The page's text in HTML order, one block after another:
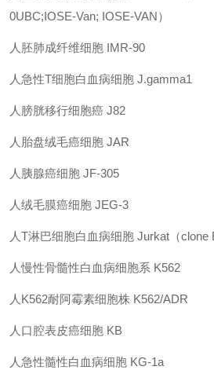
0UBC;IOSE-Van; IOSE-VAN）
人胚肺成纤维细胞 IMR-90
人急性T细胞白血病细胞 J.gamma1
人膀胱移行细胞癌 J82
人胎盘绒毛癌细胞 JAR
人胰腺癌细胞 JF-305
人绒毛膜癌细胞 JEG-3
人 T淋巴细胞白血病细胞 Jurkat （clone
人慢性骨髓性白血病细胞系 K562
人 K562耐阿霉素细胞株 K562/ADR
人口腔表皮癌细胞 KB
人急性髓性白血病细胞 KG-1a